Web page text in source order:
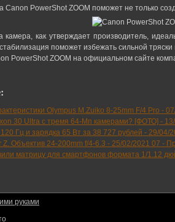
Canon PowerShot ZOOM поможет не только
камера, как утверждает производитель,
поможет избежать сильной
PowerShot ZOOM на официальном сайте
Olympus M.Zuiko 8-25mm F/4 Pro -
30 Ultra с тремя 64-Мп камерами? [ФОТО] -
Гц и зарядка 65 Вт за 38 727 рублей - 29/04/
Объектив 24-200mm f/4-6.3 - 25/02/2021 07 -
матрицу для смартфонов формата 1/1.12
руками